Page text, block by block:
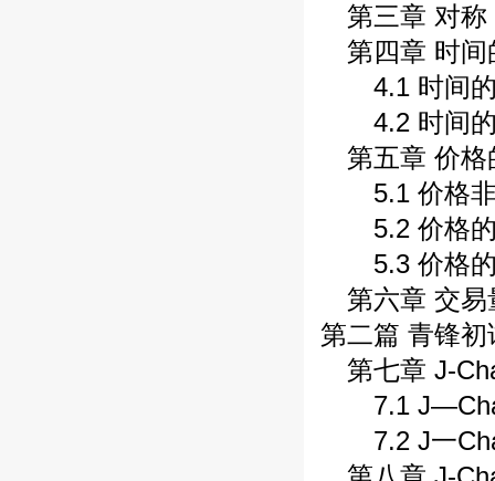
第三章 对称
第四章 时间
4.1 时间的
4.2 时间的
第五章 价格
5.1 价格非
5.2 价格的
5.3 价格的
第六章 交易
第二篇 青锋初
第七章 J-
7.1
7.2 J一